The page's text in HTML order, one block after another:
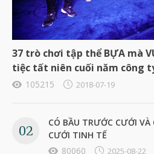
37 trò chơi tập thể BỰA mà
tiệc tất niên cuối năm công
105215 2018-07-19
CÓ BẦU TRƯỚC CƯỚI
CƯỚI TINH TẾ
80060
2025-08-22